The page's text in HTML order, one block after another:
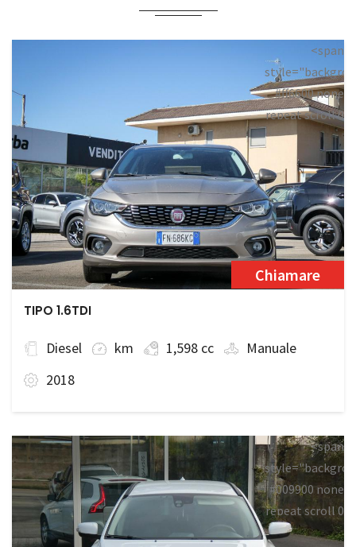
<span
#ff6600 none
repeat scroll 0
Chiamare
TIPO 1.6TDI
Diesel km 1,598 cc
Manuale
2018
<span
#009900 none
repeat scroll 0